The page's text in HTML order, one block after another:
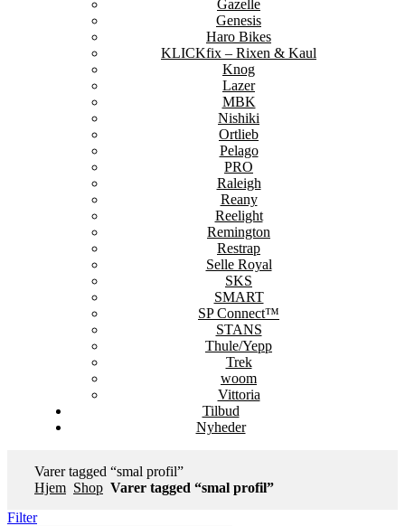
Gazelle
Genesis
Haro Bikes
KLICKfix – Rixen & Kaul
Knog
Lazer
MBK
Nishiki
Ortlieb
Pelago
PRO
Raleigh
Reany
Reelight
Remington
Restrap
Selle Royal
SKS
SMART
SP Connect™
STANS
Thule/Yepp
Trek
woom
Vittoria
Tilbud
Nyheder
Varer tagged “smal profil”
Hjem Shop Varer tagged “smal profil”
Filter